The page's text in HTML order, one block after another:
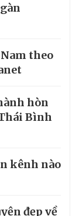
theo
hòn
Bình
kênh nào
đẹp về